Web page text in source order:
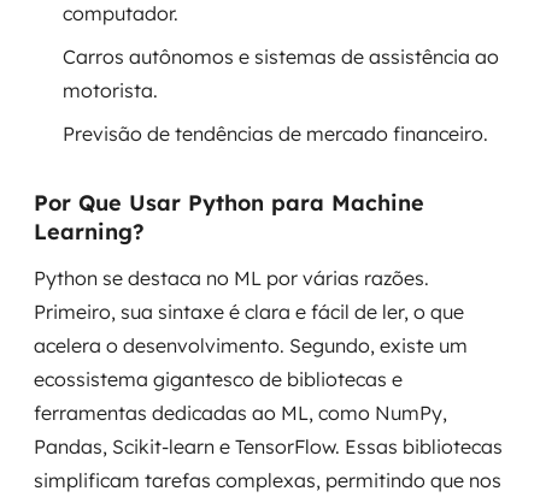
computador.
Carros autônomos e sistemas de assistência ao
motorista.
Previsão de tendências de mercado financeiro.
Por Que Usar Python para Machine
Learning?
Python se destaca no ML por várias razões.
Primeiro, sua sintaxe é clara e fácil de ler, o que
acelera o desenvolvimento. Segundo, existe um
ecossistema gigantesco de bibliotecas e
ferramentas dedicadas ao ML, como NumPy,
Pandas, Scikit-learn e TensorFlow. Essas bibliotecas
simplificam tarefas complexas, permitindo que nos